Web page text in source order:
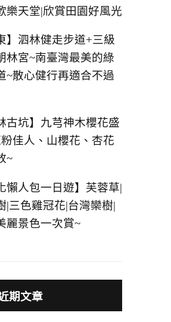
樂天堂|欣賞田園好風光
】泗林健走步道+三級
林宮~南臺灣最美的綠
~散心健行再適合不過
古坑】九芎神木櫻花盛
粉佳人、山櫻花、杏花
~
懶人包一日遊】芙蓉草|
|三色雞冠花|台灣欒樹|
麗景色一次賞~
期文章